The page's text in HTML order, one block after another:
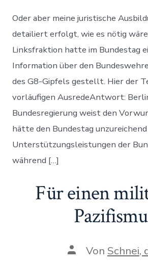
Oder aber meine juristische
detailiert erfolgt, wie es nötig
Linksfraktion hatte im Bundestag
Information über den
des G8-Gipfels gestellt. Hier der
vorläufigen AusredeAntwort:
Bundesregierung weist den
hätte den Bundestag
Unterstützungsleistungen der
während […]
Für einen
AutorVon Schnei,